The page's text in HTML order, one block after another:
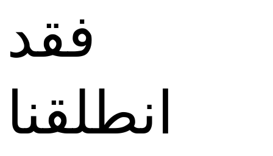
فقد
انطلقنا